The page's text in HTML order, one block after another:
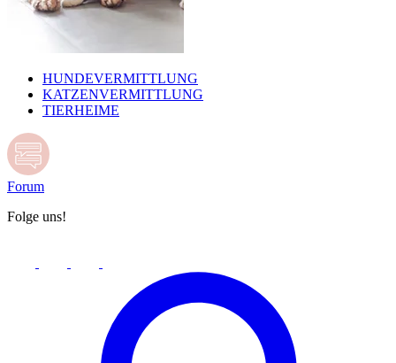
HUNDEVERMITTLUNG
KATZENVERMITTLUNG
TIERHEIME
Forum
Folge uns!